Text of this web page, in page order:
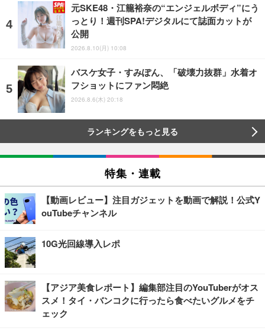
元SKE48・江籠裕奈の“エンジェルボディ”にう
っとり！週刊SPA!デジタルにて誌面カットが
公開
2026.8.10(月) 10:08
バスケ女子・すみぽん、「破壊力抜群」水着オ
フショットにファン悶絶
2026.8.6(木) 20:18
ランキングをもっと見る
特集・連載
【動画レビュー】注目ガジェットを動画で解説！公式Y
ouTubeチャンネル
10G光回線導入レポ
【アジア美食レポート】編集部注目のYouTuberがオス
スメ！タイ・バンコクに行ったら食べたいグルメをチ
ェック